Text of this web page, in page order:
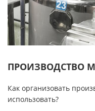
ПРОИЗВОДСТВО
Как организовать
использовать?